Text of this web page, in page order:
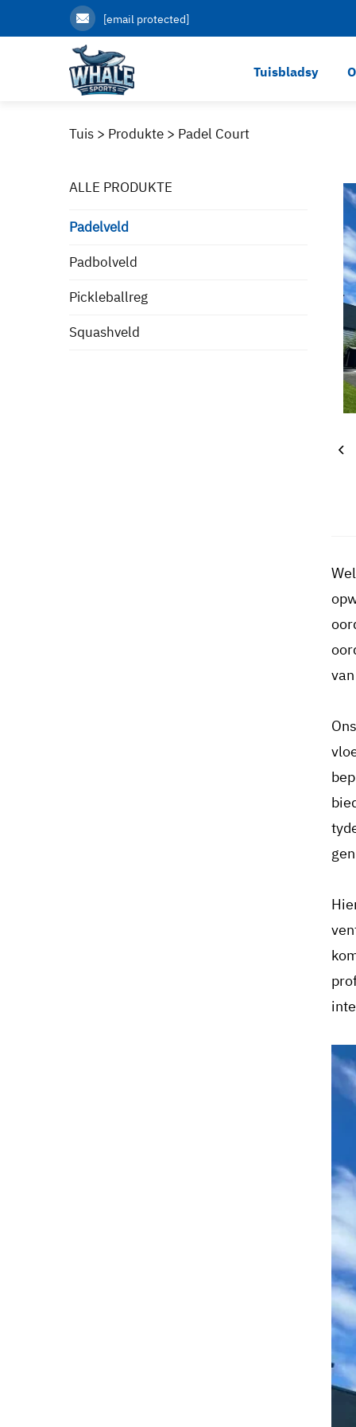
[email protected]
Tuisbladsy
Tuis > Produkte > Padel Court
ALLE PRODUKTE
Padelveld
Padbolveld
Pickleballreg
Squashveld